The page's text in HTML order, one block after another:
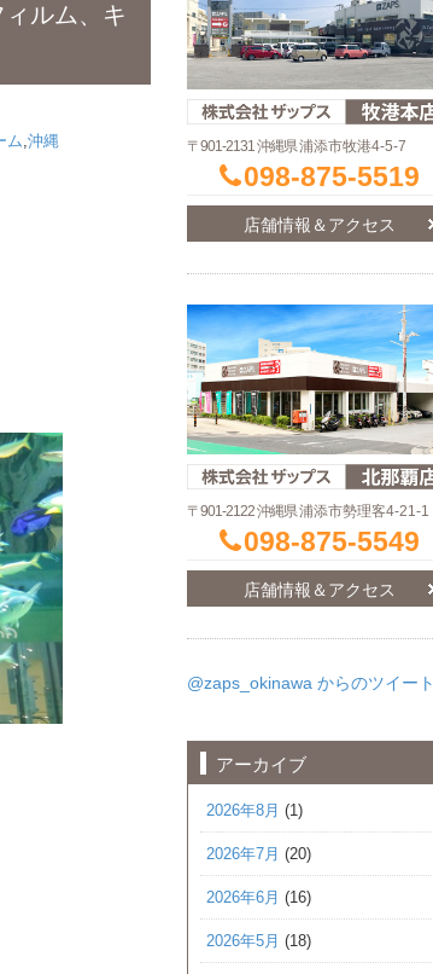
ルム、キ
ム,沖縄 〒901-2131 沖縄県浦添市牧港4-5-7
098-875-5519
店舗情報＆アクセス
〒901-2122 沖縄県浦添市勢理客4-21-1
098-875-5549
店舗情報＆アクセス
@zaps_okinawa からのツイート
アーカイブ
2026年8月 (1)
2026年7月 (20)
2026年6月 (16)
2026年5月 (18)